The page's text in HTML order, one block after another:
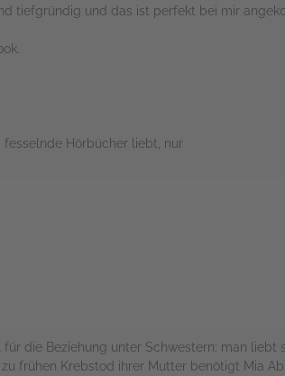
tiefgründig und das ist perfekt bei mir
Hörbücher liebt, nur
die Beziehung unter Schwestern: man liebt
frühen Krebstod ihrer Mutter benötigt Mia